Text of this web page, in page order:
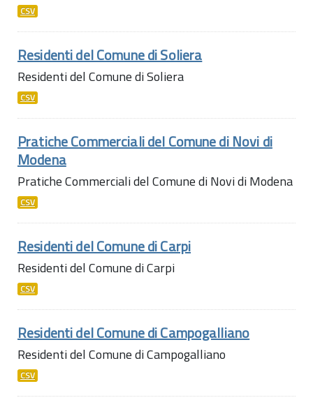
CSV
Residenti del Comune di Soliera
Residenti del Comune di Soliera
CSV
Pratiche Commerciali del Comune di Novi di
Modena
Pratiche Commerciali del Comune di Novi di Modena
CSV
Residenti del Comune di Carpi
Residenti del Comune di Carpi
CSV
Residenti del Comune di Campogalliano
Residenti del Comune di Campogalliano
CSV